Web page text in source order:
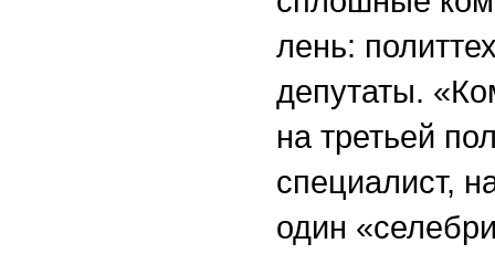
лень:
депутаты.
на третьей
специалист,
один